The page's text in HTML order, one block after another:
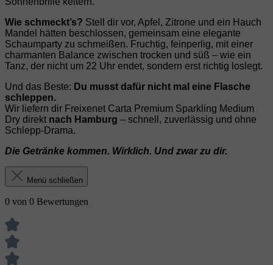
Wie schmeckt’s? Stell dir vor, Apfel, Zitrone und ein Hauch
Mandel hätten beschlossen, gemeinsam eine elegante
Schaumparty zu schmeißen. Fruchtig, feinperlig, mit einer
charmanten Balance zwischen trocken und süß – wie ein
Tanz, der nicht um 22 Uhr endet, sondern erst richtig loslegt.
Und das Beste: Du musst dafür nicht mal eine Flasche
schleppen.
Wir liefern dir Freixenet Carta Premium Sparkling Medium
Dry direkt nach Hamburg – schnell, zuverlässig und ohne
Schlepp‑Drama.
Die Getränke kommen. Wirklich. Und zwar zu dir.
Menü schließen
0 von 0 Bewertungen